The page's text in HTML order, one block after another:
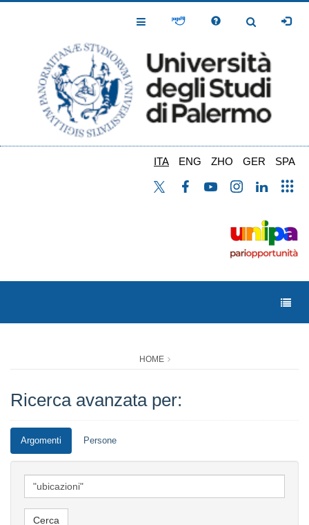
Toggle
Toggle
ITA ENG ZHO GER SPA
HOME
Ricerca avanzata per:
Argomenti Persone